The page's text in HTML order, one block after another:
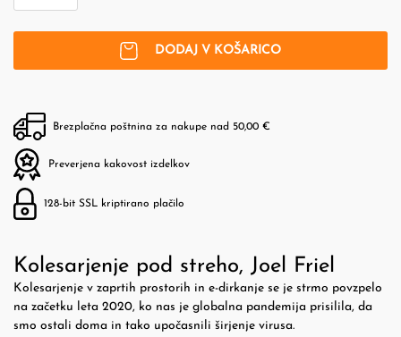
DODAJ V KOŠARICO
Brezplačna poštnina za nakupe nad 50,00 €
Preverjena kakovost izdelkov
128-bit SSL kriptirano plačilo
Kolesarjenje pod streho, Joel Friel
Kolesarjenje v zaprtih prostorih in e-dirkanje se je strmo povzpelo
na začetku leta 2020, ko nas je globalna pandemija prisilila, da
smo ostali doma in tako upočasnili širjenje virusa.